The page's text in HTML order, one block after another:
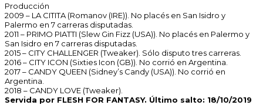
Producción
2009 – LA CITITA (Romanov (IRE)). No placés en San Isidro y
Palermo en 7 carreras disputadas.
2011 – PRIMO PIATTI (Slew Gin Fizz (USA)). No placés en Palermo y
San Isidro en 7 carreras disputadas.
2015 – CITY CHALLENGER (Tweaker). Sólo disputo tres carreras.
2016 – CITY ICON (Sixties Icon (GB)). No corrió en Argentina.
2017 – CANDY QUEEN (Sidney’s Candy (USA)). No corrió en
Argentina.
2018 – CANDY LOVE (Tweaker).
Servida por FLESH FOR FANTASY. Último salto: 18/10/2019